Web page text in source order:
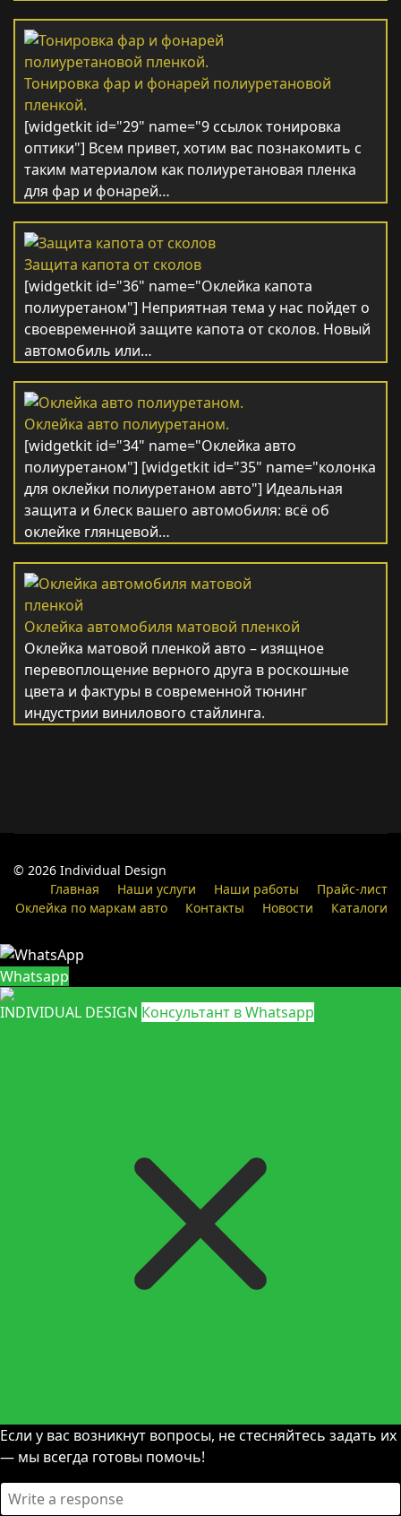
Тонировка фар и фонарей полиуретановой
пленкой.
[widgetkit id="29" name="9 ссылок тонировка
оптики"] Всем привет, хотим вас познакомить с
таким материалом как полиуретановая пленка
для фар и фонарей…
Защита капота от сколов
[widgetkit id="36" name="Оклейка капота
полиуретаном"] Неприятная тема у нас пойдет о
своевременной защите капота от сколов. Новый
автомобиль или…
Оклейка авто полиуретаном.
[widgetkit id="34" name="Оклейка авто
полиуретаном"] [widgetkit id="35" name="колонка
для оклейки полиуретаном авто"] Идеальная
защита и блеск вашего автомобиля: всё об
оклейке глянцевой…
Оклейка автомобиля матовой пленкой
Оклейка матовой пленкой авто – изящное
перевоплощение верного друга в роскошные
цвета и фактуры в современной тюнинг
индустрии винилового стайлинга.
© 2026 Individual Design
Главная
Наши услуги Наши работы
Прайс-лист
Оклейка по маркам авто
Контакты Новости Каталоги
Whatsapp
INDIVIDUAL DESIGN Консультант в Whatsapp
Если у вас возникнут вопросы, не стесняйтесь задать их
— мы всегда готовы помочь!